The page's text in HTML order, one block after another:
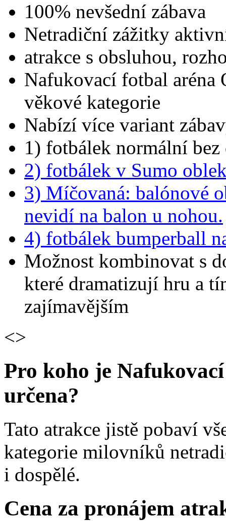
100% nevšední zábava
Netradiční zážitky
atrakce s obsluhou,
Nafukovací fotbal aréna
věkové kategorie
Nabízí více variant
1) fotbálek normální
2) fotbálek v Sumo
3) Míčovaná: balónové
nevidí na balon u nohou.
4) fotbálek bumperball
Možnost kombinovat s
které dramatizují hru a
zajímavějším
<>
Pro koho je
určena?
Tato atrakce jistě pobaví
kategorie milovníků
i dospělé.
Cena za pronájem